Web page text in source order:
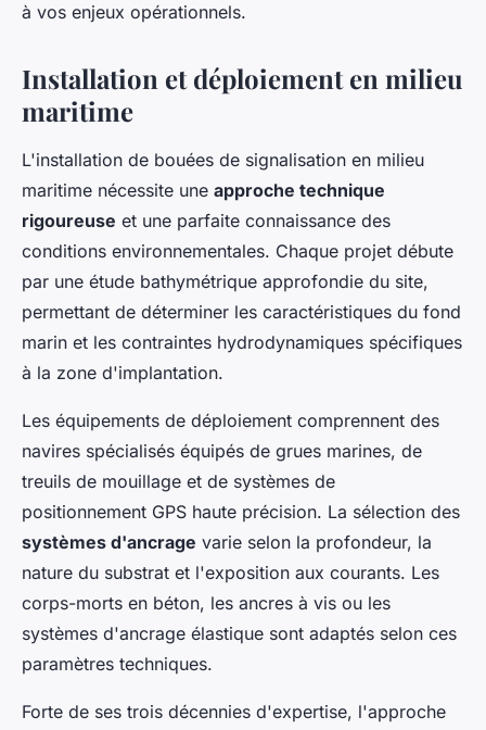
à vos enjeux opérationnels.
Installation et déploiement en milieu
maritime
L'installation de bouées de signalisation en milieu
maritime nécessite une approche technique
rigoureuse et une parfaite connaissance des
conditions environnementales. Chaque projet débute
par une étude bathymétrique approfondie du site,
permettant de déterminer les caractéristiques du fond
marin et les contraintes hydrodynamiques spécifiques
à la zone d'implantation.
Les équipements de déploiement comprennent des
navires spécialisés équipés de grues marines, de
treuils de mouillage et de systèmes de
positionnement GPS haute précision. La sélection des
systèmes d'ancrage varie selon la profondeur, la
nature du substrat et l'exposition aux courants. Les
corps-morts en béton, les ancres à vis ou les
systèmes d'ancrage élastique sont adaptés selon ces
paramètres techniques.
Forte de ses trois décennies d'expertise, l'approche